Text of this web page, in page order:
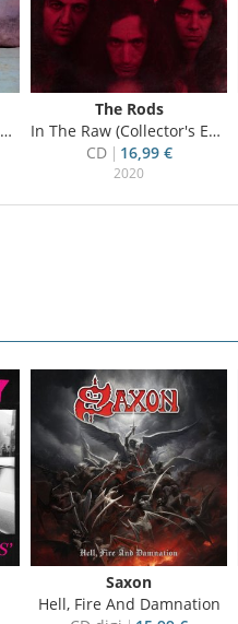
The Rods
In The Raw (Collector's Edition)
CD
16,99 €
2020
Saxon
Hell, Fire And Damnation